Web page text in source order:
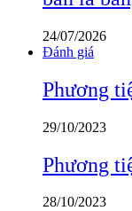
24/07/2026
Đánh giá
Phương
29/10/2023
Phương
28/10/2023